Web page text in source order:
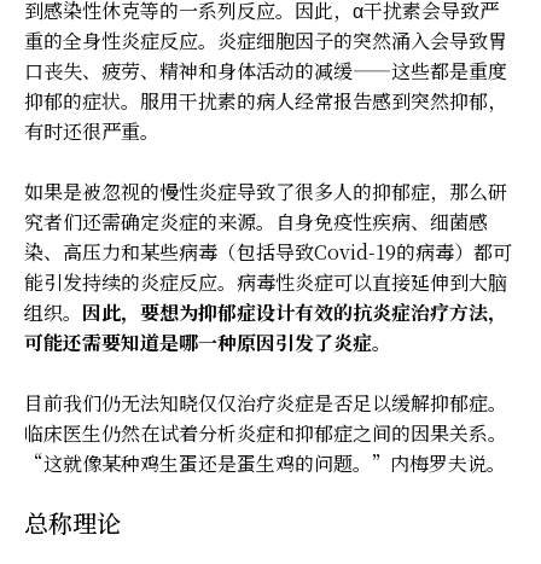
到感染性休克等的一系列反应。因此，α干扰素会导致严
重的全身性炎症反应。炎症细胞因子的突然涌入会导致胃
口丧失、疲劳、精神和身体活动的减缓——这些都是重度
抑郁的症状。服用干扰素的病人经常报告感到突然抑郁，
有时还很严重。
如果是被忽视的慢性炎症导致了很多人的抑郁症，那么研
究者们还需确定炎症的来源。自身免疫性疾病、细菌感
染、高压力和某些病毒（包括导致Covid-19的病毒）都可
能引发持续的炎症反应。病毒性炎症可以直接延伸到大脑
组织。 因此，要想为抑郁症设计有效的抗炎症治疗方法，
可能还需要知道是哪一种原因引发了炎症。
目前我们仍无法知晓仅仅治疗炎症是否足以缓解抑郁症。
临床医生仍然在试着分析炎症和抑郁症之间的因果关系。
“这就像某种鸡生蛋还是蛋生鸡的问题。”内梅罗夫说。
总称理论